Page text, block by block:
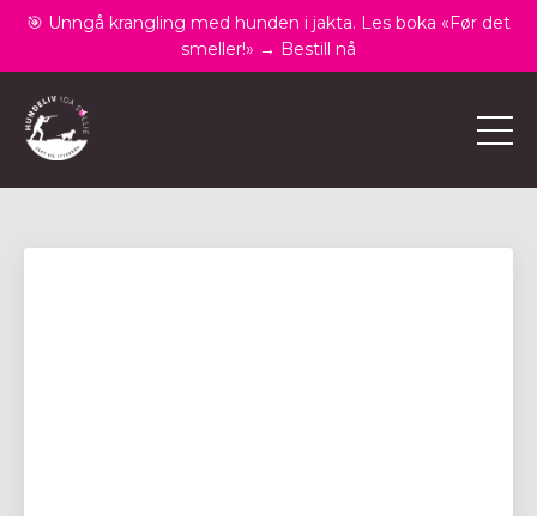
🎯 Unngå krangling med hunden i jakta. Les boka «Før det
smeller!» → Bestill nå